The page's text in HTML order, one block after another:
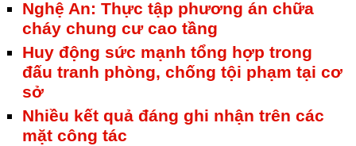
Nghệ An: Thực tập phương án chữa
cháy chung cư cao tầng
Huy động sức mạnh tổng hợp trong
đấu tranh phòng, chống tội phạm tại cơ
sở
Nhiều kết quả đáng ghi nhận trên các
mặt công tác